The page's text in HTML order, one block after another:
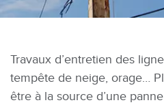
Travaux d’entretien des
tempête de neige, orage…
être à la source d’une